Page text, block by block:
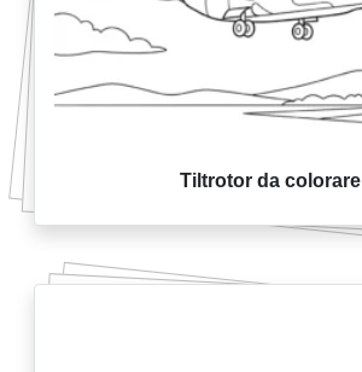
Tiltrotor da colorare